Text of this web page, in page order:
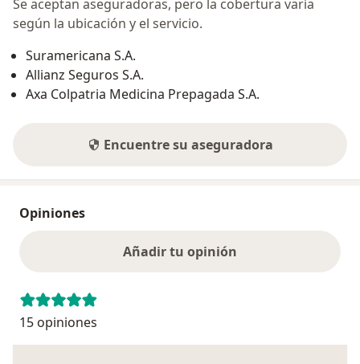
Se aceptan aseguradoras, pero la cobertura varía
según la ubicación y el servicio.
Suramericana S.A.
Allianz Seguros S.A.
Axa Colpatria Medicina Prepagada S.A.
Encuentre su aseguradora
Opiniones
Añadir tu opinión
15 opiniones